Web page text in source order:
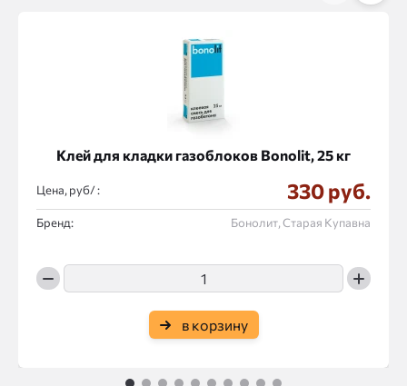
Клей для кладки газоблоков Bonolit, 25 кг
Цена, руб/ : 330 руб.
Бренд: Бонолит, Старая Купавна
в корзину